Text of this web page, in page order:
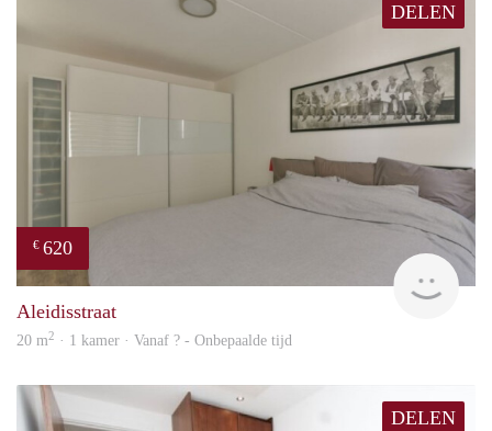
DELEN
€ 620
Aleidisstraat
20 m2 · 1 kamer · Vanaf ? - Onbepaalde tijd
DELEN